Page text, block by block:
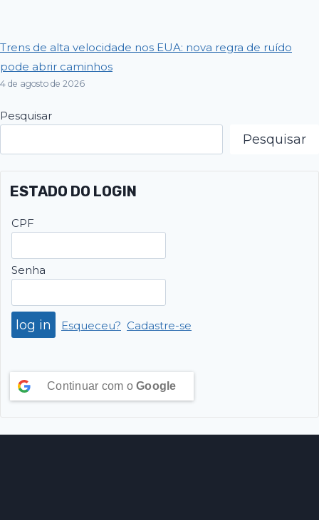
Trens de alta velocidade nos EUA: nova regra de ruído
pode abrir caminhos
4 de agosto de 2026
Pesquisar
Pesquisar
ESTADO DO LOGIN
CPF
Senha
Esqueceu? Cadastre-se
Continuar com o Google